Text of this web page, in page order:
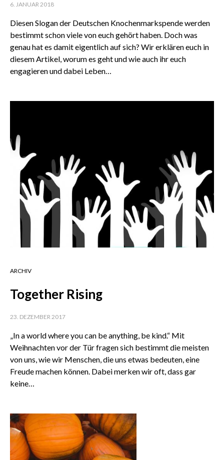
6. JANUAR 2018
Diesen Slogan der Deutschen Knochenmarkspende werden
bestimmt schon viele von euch gehört haben. Doch was
genau hat es damit eigentlich auf sich? Wir erklären euch in
diesem Artikel, worum es geht und wie auch ihr euch
engagieren und dabei Leben…
ARCHIV
Together Rising
23. DEZEMBER 2017
„In a world where you can be anything, be kind.“ Mit
Weihnachten vor der Tür fragen sich bestimmt die meisten
von uns, wie wir Menschen, die uns etwas bedeuten, eine
Freude machen können. Dabei merken wir oft, dass gar
keine…